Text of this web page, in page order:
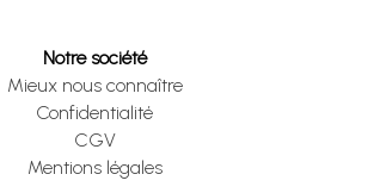
Notre société
Mieux nous connaître
Confidentialité
CGV
Mentions légales